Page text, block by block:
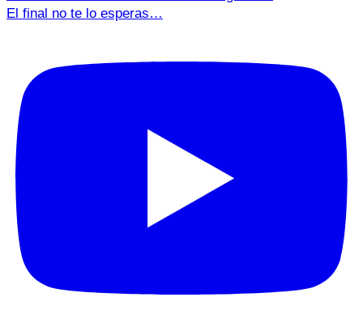
El final no te lo esperas…